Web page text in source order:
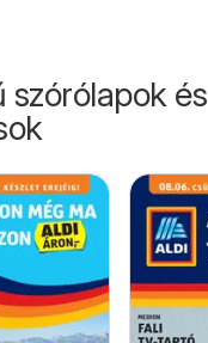
szórólapok és